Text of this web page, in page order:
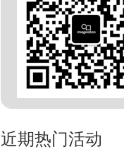
近期热门活动